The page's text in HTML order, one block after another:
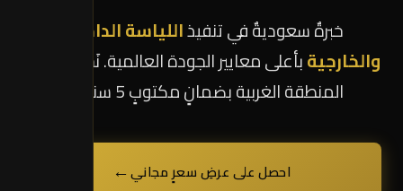
خبرةٌ سعوديةٌ في تنفيذاللياسة الداخلية
والخارجيةبأعلى معايير الجودة العالمية. نَخدمُ جميعَ
المنطقة الغربية بضمانٍ مكتوبٍ 5 سنوات.
احصل على عرضِ سعرٍ مجاني←